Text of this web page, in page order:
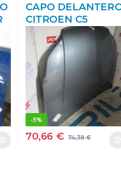
CAPO
CITROEN C5
BERLINA (2004->)
2.0 HDI (RCRHRH)
D- RHR – #PROV#
DRHRPROV GRIS
-5%
70,66 € 74,38€